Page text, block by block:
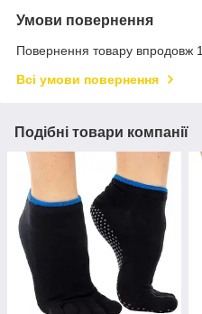
Умови повернення
Повернення товару впродовж
Всі умови повернення
Подібні товари компанії